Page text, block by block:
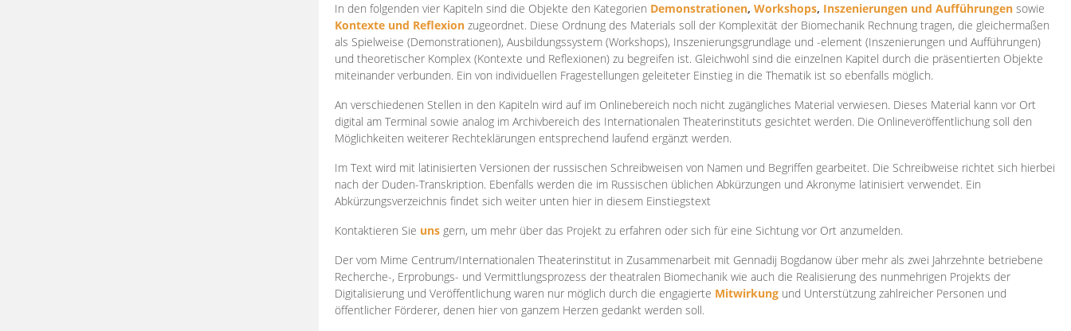
In den folgenden vier Kapiteln sind die Objekte den Kategorien Demonstrationen, Workshops, Inszenierungen und Aufführungen sowie
Kontexte und Reflexion zugeordnet. Diese Ordnung des Materials soll der Komplexität der Biomechanik Rechnung tragen, die gleichermaßen
als Spielweise (Demonstrationen), Ausbildungssystem (Workshops), Inszenierungsgrundlage und -element (Inszenierungen und Aufführungen)
und theoretischer Komplex (Kontexte und Reflexionen) zu begreifen ist. Gleichwohl sind die einzelnen Kapitel durch die präsentierten Objekte
miteinander verbunden. Ein von individuellen Fragestellungen geleiteter Einstieg in die Thematik ist so ebenfalls möglich.
An verschiedenen Stellen in den Kapiteln wird auf im Onlinebereich noch nicht zugängliches Material verwiesen. Dieses Material kann vor Ort
digital am Terminal sowie analog im Archivbereich des Internationalen Theaterinstituts gesichtet werden. Die Onlineveröffentlichung soll den
Möglichkeiten weiterer Rechteklärungen entsprechend laufend ergänzt werden.
Im Text wird mit latinisierten Versionen der russischen Schreibweisen von Namen und Begriffen gearbeitet. Die Schreibweise richtet sich hierbei
nach der Duden-Transkription. Ebenfalls werden die im Russischen üblichen Abkürzungen und Akronyme latinisiert verwendet. Ein
Abkürzungsverzeichnis findet sich weiter unten hier in diesem Einstiegstext
Kontaktieren Sie uns gern, um mehr über das Projekt zu erfahren oder sich für eine Sichtung vor Ort anzumelden.
Der vom Mime Centrum/Internationalen Theaterinstitut in Zusammenarbeit mit Gennadij Bogdanow über mehr als zwei Jahrzehnte betriebene
Recherche-, Erprobungs- und Vermittlungsprozess der theatralen Biomechanik wie auch die Realisierung des nunmehrigen Projekts der
Digitalisierung und Veröffentlichung waren nur möglich durch die engagierte Mitwirkung und Unterstützung zahlreicher Personen und
öffentlicher Förderer, denen hier von ganzem Herzen gedankt werden soll.